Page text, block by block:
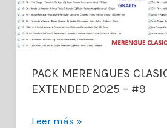
PACK MERENGUES
EXTENDED 2025 – #9
PACK
Leer más »